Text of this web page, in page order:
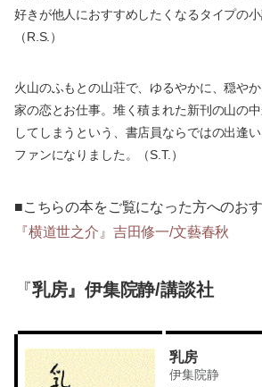
好きが他人におすすめしたくなるタイプの小
（R.S.）
火山のふもとの山荘で、ゆるやかに、穏や
家の恋とお仕事。堆く積まれた新刊の山の
してしまうという、書店員ならではの出逢
ファンになりました。（S.T.）
■こちらの本をご覧になった方へのお
『横道世之介』吉田修一/文藝春秋
『乳房』伊集院静/講談社
乳房
伊集院静